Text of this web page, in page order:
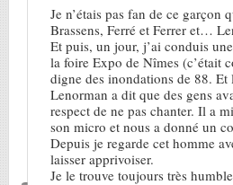
Je n’étais pas fan de ce
Brassens, Ferré et Ferrer et…
Et puis, un jour, j’ai conduis
la foire Expo de Nîmes (c’était
digne des inondations de 88.
Lenorman a dit que des gens
respect de ne pas chanter. Il a
son micro et nous a donné un
Depuis je regarde cet homme
laisser apprivoiser.
Je le trouve toujours très